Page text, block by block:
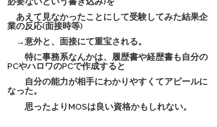
あえて見なかったことにして受験してみた結果企
業の反応(面接時等)
→意外と、面接にて重宝される。
特に事務系なんかは、履歴書や経歴書も自分の
PCやハロワのPCで作成すると
自分の能力が相手にわかりやすくてアピールに
なった。
思ったよりMOSは良い資格かもしれない。